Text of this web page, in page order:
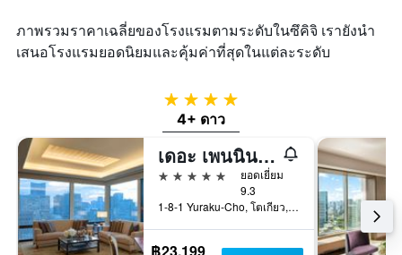
ภาพรวมราคาเฉลี่ยของโรงแรมตามระดับในซึคิจิ เรายังนำ
เสนอโรงแรมยอดนิยมและคุ้มค่าที่สุดในแต่ละระดับ
4 ดาว
4+ ดาว
เดอะ เพนนินซูลา โตเกียว
5 ดาว
ยอดเยี่ยม
9.3
1-8-1 Yuraku-Cho, โตเกียว, ญี่ปุ่น